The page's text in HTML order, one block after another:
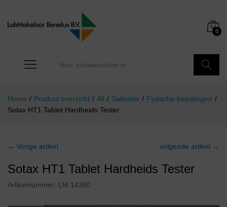
0
Home / Product overzicht / All / Saleable / Fysische bepalingen /
Sotax HT1 Tablet Hardheids Tester
← Vorige artikel volgende artikel →
Sotax HT1 Tablet Hardheids Tester
Artikelnummer: LM 14380